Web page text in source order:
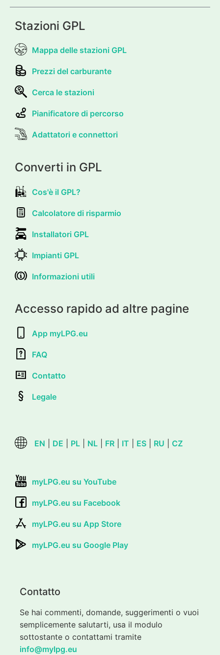
Stazioni GPL
Mappa delle stazioni GPL
Prezzi del carburante
Cerca le stazioni
Pianificatore di percorso
Adattatori e connettori
Converti in GPL
Cos'è il GPL?
Calcolatore di risparmio
Installatori GPL
Impianti GPL
Informazioni utili
Accesso rapido ad altre pagine
App myLPG.eu
FAQ
Contatto
Legale
EN DE PL NL FR IT ES RU CZ
myLPG.eu su YouTube
myLPG.eu su Facebook
myLPG.eu su App Store
myLPG.eu su Google Play
Contatto
Se hai commenti, domande, suggerimenti o vuoi
semplicemente salutarti, usa il modulo
sottostante o contattami tramite
info@mylpg.eu